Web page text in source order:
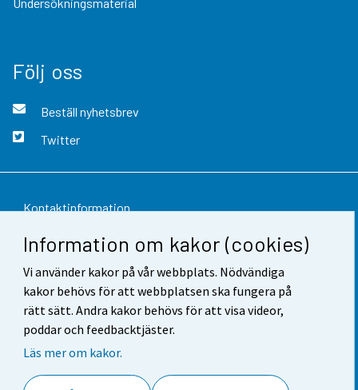
Information om kakor (cookies)
Vi använder kakor på vår webbplats. Nödvändiga
kakor behövs för att webbplatsen ska fungera på
rätt sätt. Andra kakor behövs för att visa videor,
poddar och feedbacktjäster.
Läs mer om kakor.
Följ oss
Beställ nyhetsbrev
Twitter
Kontaktinformation
Respons
Användarvillkor
Dataskydd
Tillgänglighet